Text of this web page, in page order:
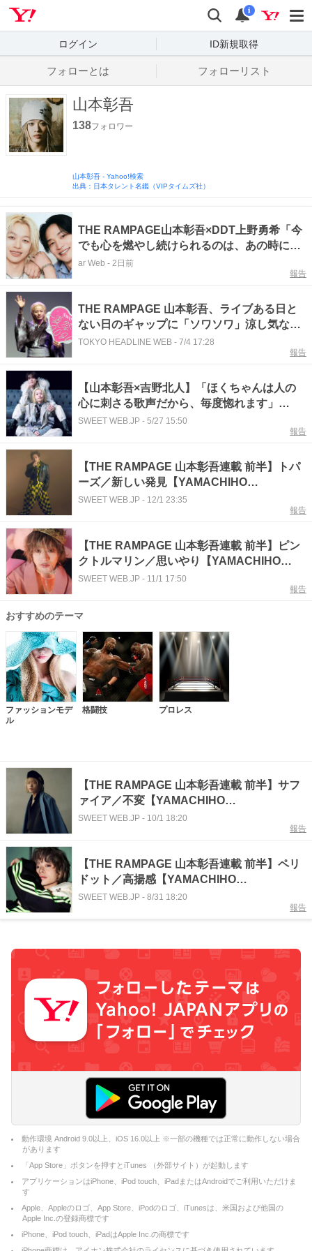
検索
通知
i
ログイン ID新規取得
フォローとは フォローリスト
山本彰吾
138フォロワー
山本彰吾 - Yahoo!検索
出典：日本タレント名鑑（VIPタイムズ社）
THE RAMPAGE山本彰吾×DDT上野勇希「今
でも心を燃やし続けられるのは、あの時にフ
ァンの応援があったから」
ar Web - 2日前
報告
THE RAMPAGE 山本彰吾、ライブある日と
ない日のギャップに「ソワソワ」涼し気な浴
衣姿で夏満喫
TOKYO HEADLINE WEB - 7/4 17:28
報告
【山本彰吾×吉野北人】「ほくちゃんは人の
心に刺さる歌声だから、毎度惚れます」
YAMASHO🍑対談vol.4【sweet web独占】
SWEET WEB.JP - 5/27 15:50
報告
【THE RAMPAGE 山本彰吾連載 前半】トパ
ーズ／新しい発見【YAMACHIHO
STONEHENGE 💎 vol.11】
SWEET WEB.JP - 12/1 23:35
報告
【THE RAMPAGE 山本彰吾連載 前半】ピン
クトルマリン／思いやり【YAMACHIHO
STONEHENGE💎 vol.10】
SWEET WEB.JP - 11/1 17:50
報告
おすすめのテーマ
ファッションモデ
ル
格闘技 プロレス
【THE RAMPAGE 山本彰吾連載 前半】サフ
ァイア／不変【YAMACHIHO
STONEHENGE💎 vol.09】
SWEET WEB.JP - 10/1 18:20
報告
【THE RAMPAGE 山本彰吾連載 前半】ペリ
ドット／高揚感【YAMACHIHO
STONEHENGE💎 vol.08】
SWEET WEB.JP - 8/31 18:20
報告
動作環境 Android 9.0以上、iOS 16.0以上 ※一部の機種では正常に動作しない場合
があります
「App Store」ボタンを押すとiTunes （外部サイト）が起動します
アプリケーションはiPhone、iPod touch、iPadまたはAndroidでご利用いただけま
す
Apple、Appleのロゴ、App Store、iPodのロゴ、iTunesは、米国および他国の
Apple Inc.の登録商標です
iPhone、iPod touch、iPadはApple Inc.の商標です